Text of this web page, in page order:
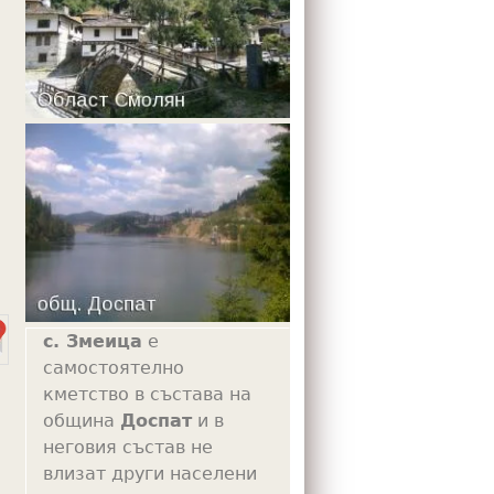
с. Змеица е
самостоятелно
кметство в състава на
община Доспат и в
неговия състав не
влизат други населени